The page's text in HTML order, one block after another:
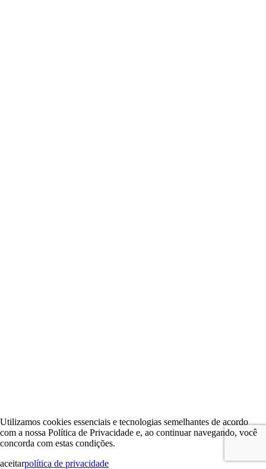
Utilizamos cookies essenciais e tecnologias semelhantes de acordo
com a nossa Política de Privacidade e, ao continuar navegando, você
concorda com estas condições.
aceitarpolítica de privacidade